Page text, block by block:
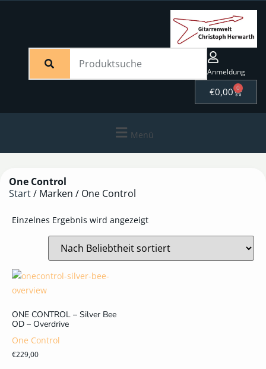
Anmeldung
€0,00 0
Menü
One Control
Start/ Marken / One Control
Einzelnes Ergebnis wird angezeigt
ONE CONTROL – Silver Bee
OD – Overdrive
One Control
€229,00